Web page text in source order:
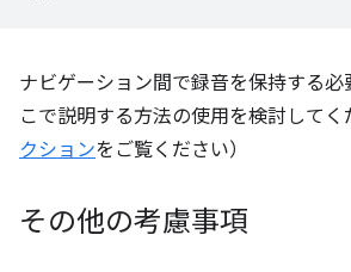
ナビゲーション間で録音を保持する必
こで説明する方法の使用を検討してく
クションをご覧ください）
その他の考慮事項